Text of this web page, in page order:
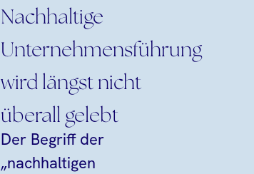
Nachhaltige
Unternehmensführung
wird längst nicht
überall gelebt
Der Begriff der
„nachhaltigen